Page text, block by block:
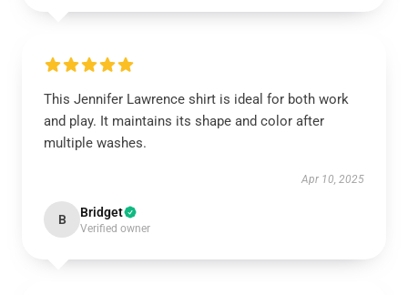
This Jennifer Lawrence shirt is ideal for both work
and play. It maintains its shape and color after
multiple washes.
Apr 10, 2025
B Bridget
Verified owner